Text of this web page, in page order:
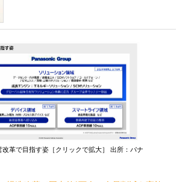
改革で目指す姿［クリックで拡大］ 出所：パナ